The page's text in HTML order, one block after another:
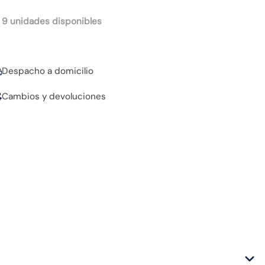
9 unidades disponibles
Despacho a domicilio
Cambios y devoluciones